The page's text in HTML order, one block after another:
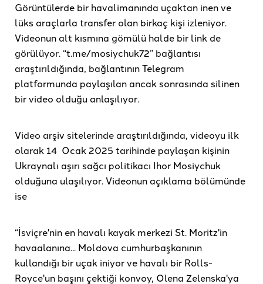
Görüntülerde bir havalimanında uçaktan inen ve
lüks araçlarla transfer olan birkaç kişi izleniyor.
Videonun alt kısmına gömülü halde bir link de
görülüyor. “t.me/mosiychuk72” bağlantısı
araştırıldığında, bağlantının Telegram
platformunda paylaşılan ancak sonrasında silinen
bir video olduğu anlaşılıyor.
Video arşiv sitelerinde araştırıldığında, videoyu ilk
olarak 14 Ocak 2025 tarihinde paylaşan kişinin
Ukraynalı aşırı sağcı politikacı Ihor Mosiychuk
olduğuna ulaşılıyor. Videonun açıklama bölümünde
ise
“İsviçre'nin en havalı kayak merkezi St. Moritz'in
havaalanına... Moldova cumhurbaşkanının
kullandığı bir uçak iniyor ve havalı bir Rolls-
Royce'un başını çektiği konvoy, Olena Zelenska'ya